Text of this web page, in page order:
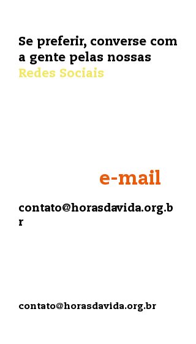
Se preferir, converse com
a gente pelas nossas
Redes Sociais
e-mail
contato@horasdavida.org.b
r
contato@horasdavida.org.br